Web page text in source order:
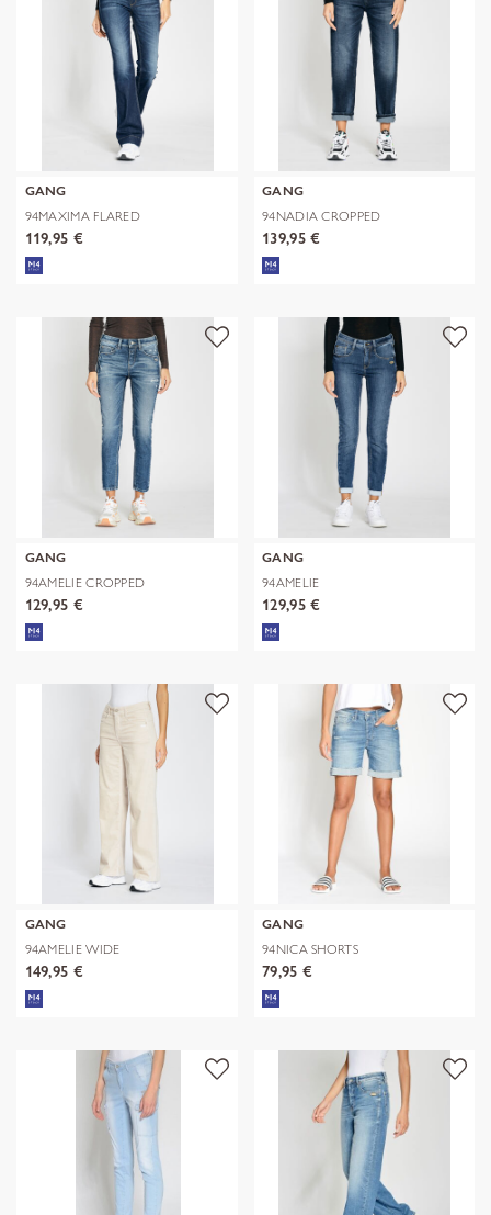
GANG
94MAXIMA FLARED
119,95 €
GANG
94NADIA CROPPED
139,95 €
GANG
94AMELIE CROPPED
129,95 €
GANG
94AMELIE
129,95 €
GANG
94AMELIE WIDE
149,95 €
GANG
94NICA SHORTS
79,95 €